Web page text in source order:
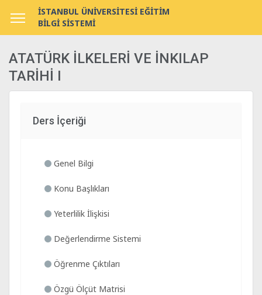
İSTANBUL ÜNİVERSİTESİ EĞİTİM
BİLGİ SİSTEMİ
ATATÜRK İLKELERİ VE İNKILAP
TARİHİ I
Ders İçeriği
Genel Bilgi
Konu Başlıkları
Yeterlilik İlişkisi
Değerlendirme Sistemi
Öğrenme Çıktıları
Özgü Ölçüt Matrisi